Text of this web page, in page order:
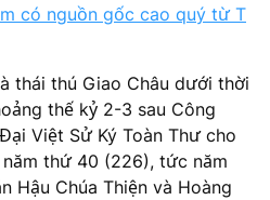
có nguồn gốc cao quý từ T
thái thú Giao Châu dưới thời
thế kỷ 2-3 sau Công
Việt Sử Ký Toàn Thư cho
thứ 40 (226), tức năm
Hậu Chúa Thiện và Hoàng